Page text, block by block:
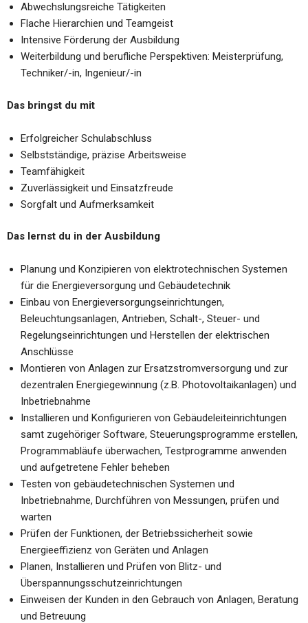
Abwechslungsreiche Tätigkeiten
Flache Hierarchien und Teamgeist
Intensive Förderung der Ausbildung
Weiterbildung und berufliche Perspektiven: Meisterprüfung,
Techniker/-in, Ingenieur/-in
Das bringst du mit
Erfolgreicher Schulabschluss
Selbstständige, präzise Arbeitsweise
Teamfähigkeit
Zuverlässigkeit und Einsatzfreude
Sorgfalt und Aufmerksamkeit
Das lernst du in der Ausbildung
Planung und Konzipieren von elektrotechnischen Systemen
für die Energieversorgung und Gebäudetechnik
Einbau von Energieversorgungseinrichtungen,
Beleuchtungsanlagen, Antrieben, Schalt-, Steuer- und
Regelungseinrichtungen und Herstellen der elektrischen
Anschlüsse
Montieren von Anlagen zur Ersatzstromversorgung und zur
dezentralen Energiegewinnung (z.B. Photovoltaikanlagen) und
Inbetriebnahme
Installieren und Konfigurieren von Gebäudeleiteinrichtungen
samt zugehöriger Software, Steuerungsprogramme erstellen,
Programmabläufe überwachen, Testprogramme anwenden
und aufgetretene Fehler beheben
Testen von gebäudetechnischen Systemen und
Inbetriebnahme, Durchführen von Messungen, prüfen und
warten
Prüfen der Funktionen, der Betriebssicherheit sowie
Energieeffizienz von Geräten und Anlagen
Planen, Installieren und Prüfen von Blitz- und
Überspannungsschutzeinrichtungen
Einweisen der Kunden in den Gebrauch von Anlagen, Beratung
und Betreuung